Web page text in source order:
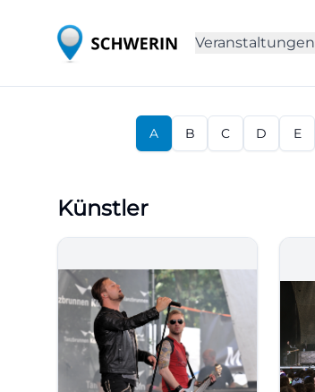
Veranstaltungen
A B C D E
Künstler